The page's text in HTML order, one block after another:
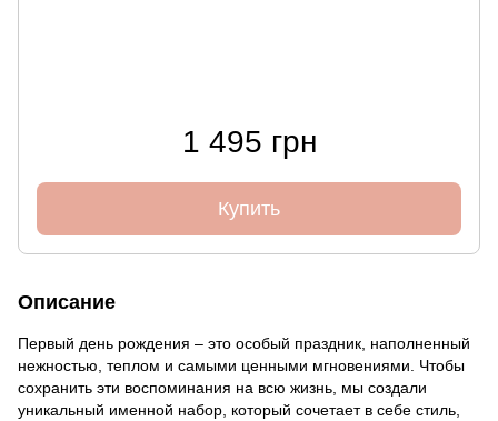
1 495 грн
Купить
Описание
Первый день рождения – это особый праздник, наполненный
нежностью, теплом и самыми ценными мгновениями. Чтобы
сохранить эти воспоминания на всю жизнь, мы создали
уникальный именной набор, который сочетает в себе стиль,